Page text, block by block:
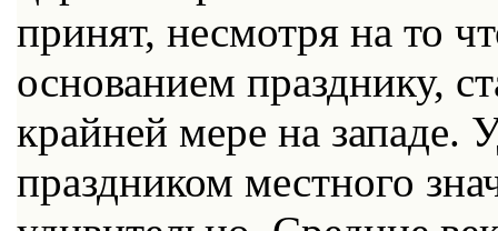
принят, несмотря на то
основанием празднику,
крайней мере на западе.
праздником местного